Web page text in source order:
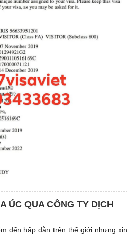
ÚC QUA CÔNG TY DỊCH
đến hấp dẫn trên thế giới nhưng xin